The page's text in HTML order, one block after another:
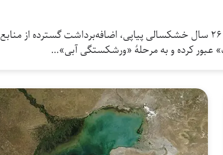
مقام‌های محلی در خراسان جنوبی می‌گویند این استان پس از ۲۶ سال خشکسالی پیاپی، اضافه‌برداشت گسترده از منابع
عبور کرده و به مرحلهٔ «ورشکستگی آبی»…